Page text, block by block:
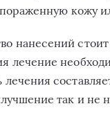
кожу
нанесений стоит
лечение
так и не